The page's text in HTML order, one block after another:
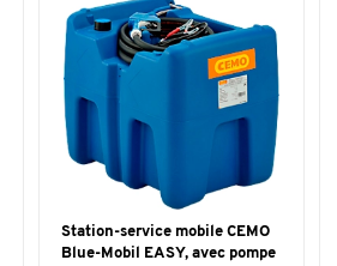
Station-service mobile CEMO
Blue-Mobil EASY, avec pompe